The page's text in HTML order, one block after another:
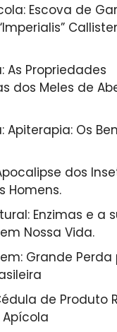
Escova de
As Propriedades
dos Meles de
Apiterapia: Os
dos
Homens.
Enzimas e a
Nossa Vida.
Grande Perda
de Produto